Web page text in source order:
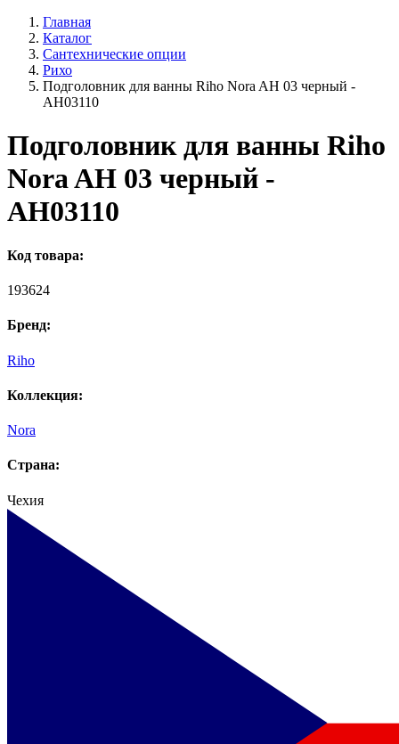
Главная
Каталог
Сантехнические опции
Рихо
Подголовник для ванны Riho Nora AH 03 черный -
AH03110
Подголовник для ванны Riho
Nora AH 03 черный -
AH03110
Код товара:
193624
Бренд:
Riho
Коллекция:
Nora
Страна:
Чехия